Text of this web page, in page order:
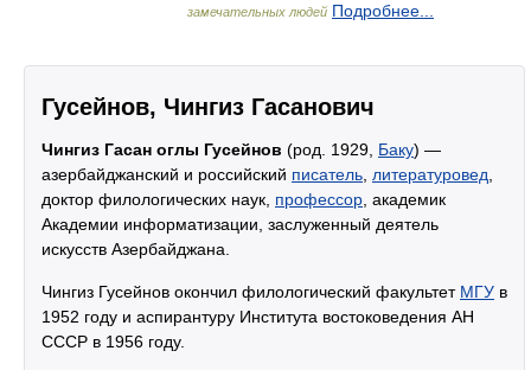
замечательных людей Подробнее...
Гусейнов, Чингиз Гасанович
Чингиз Гасан оглы Гусейнов (род. 1929, Баку) —
азербайджанский и российский писатель литературовед
доктор филологических наук, профессор , академик
Академии информатизации, заслуженный деятель
искусств Азербайджана.
Чингиз Гусейнов окончил филологический факультет МГУ в
1952 году и аспирантуру Института востоковедения АН
СССР в 1956 году.